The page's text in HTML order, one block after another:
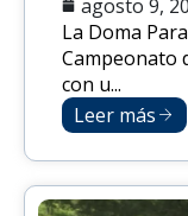
agosto 9,
La Doma
Campeonato
con u...
Leer más